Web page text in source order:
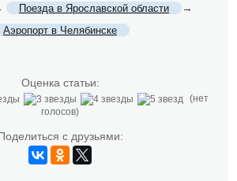
Поезда в Ярославской области →
Аэропорт в Челябинске
Оценка статьи:
(нет
голосов)
с друзьями: